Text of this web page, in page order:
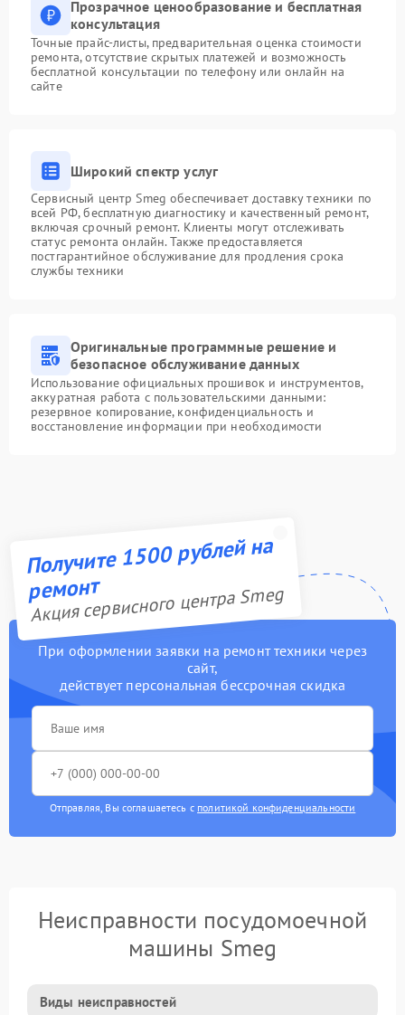
Прозрачное ценообразование и бесплатная
консультация
Точные прайс-листы, предварительная оценка стоимости
ремонта, отсутствие скрытых платежей и возможность
бесплатной консультации по телефону или онлайн на
сайте
Широкий спектр услуг
Сервисный центр Smeg обеспечивает доставку техники по
всей РФ, бесплатную диагностику и качественный ремонт,
включая срочный ремонт. Клиенты могут отслеживать
статус ремонта онлайн. Также предоставляется
постгарантийное обслуживание для продления срока
службы техники
Оригинальные программные решение и
безопасное обслуживание данных
Использование официальных прошивок и инструментов,
аккуратная работа с пользовательскими данными:
резервное копирование, конфиденциальность и
восстановление информации при необходимости
Получите 1500 рублей на
ремонт
Акция сервисного центра Smeg
При оформлении заявки на ремонт техники через
сайт,
действует персональная бессрочная скидка
Отправляя, Вы соглашаетесь с политикой конфиденциальности
Неисправности посудомоечной
машины Smeg
Виды неисправностей